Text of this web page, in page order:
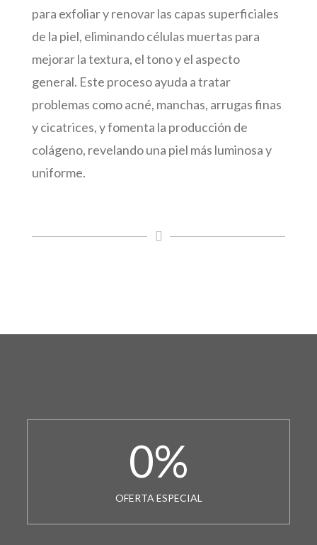
para exfoliar y renovar las capas superficiales
de la piel, eliminando células muertas para
mejorar la textura, el tono y el aspecto
general. Este proceso ayuda a tratar
problemas como acné, manchas, arrugas finas
y cicatrices, y fomenta la producción de
colágeno, revelando una piel más luminosa y
uniforme.
0%
OFERTA ESPECIAL